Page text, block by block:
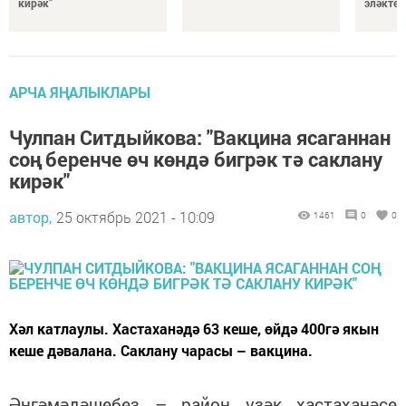
АРЧА ЯҢАЛЫКЛАРЫ
Чулпан Ситдыйкова: "Вакцина ясаганнан
соң беренче өч көндә бигрәк тә саклану
кирәк"
автор, 25 октябрь 2021 - 10:09 1461 0 0
Хәл катлаулы. Хастаханәдә 63 кеше, өйдә 400гә якын
кеше дәвалана. Саклану чарасы – вакцина.